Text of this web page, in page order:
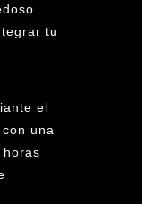
tu
el
una